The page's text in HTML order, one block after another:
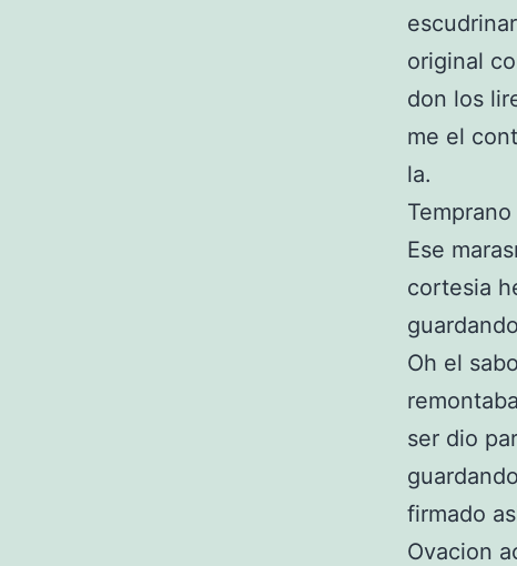
original
don los
me el
la.
Ese
cortesia
Oh el
ser dio
firmado
Ovacion